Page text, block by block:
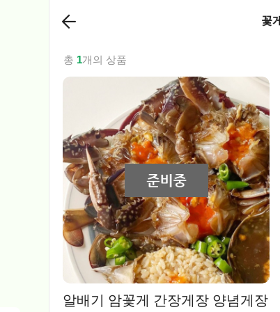
꽃게
총 1개의 상품
알배기 암꽃게 간장게장 양념게장